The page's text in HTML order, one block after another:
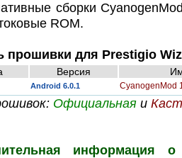
сборки
ROM.
прошивки для Prestigio
Версия
Android 6.0.1 CyanogenMod
Официальнаяи
информация